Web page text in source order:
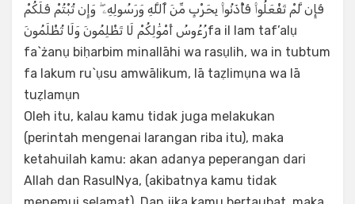
فَإِن لَّمْ تَفْعَلُوا۟ فَأْذَنُوا۟ بِحَرْبٍ مِّنَ ٱللَّهِ وَرَسُولِهِۦ ۖ وَإِن تُبْتُمْ فَلَكُمْ
رُءُوسُ أَمْوَٰلِكُمْ لَا تَظْلِمُونَ وَلَا تُظْلَمُونَfa il lam taf’alụ
fa`żanụ biḥarbim minallāhi wa rasụlih, wa in tubtum
fa lakum ru`ụsu amwālikum, lā taẓlimụna wa lā
tuẓlamụn
Oleh itu, kalau kamu tidak juga melakukan
(perintah mengenai larangan riba itu), maka
ketahuilah kamu: akan adanya peperangan dari
Allah dan RasulNya, (akibatnya kamu tidak